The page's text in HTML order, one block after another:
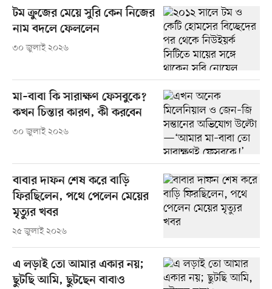
টম ক্রুজের মেয়ে সুরি কেন নিজের
নাম বদলে ফেললেন
৩০ জুলাই ২০২৬
মা–বাবা কি সারাক্ষণ ফেসবুকে?
কখন চিন্তার কারণ, কী করবেন
৩০ জুলাই ২০২৬
বাবার দাফন শেষ করে বাড়ি
ফিরছিলেন, পথে পেলেন মেয়ের
মৃত্যুর খবর
২৫ জুলাই ২০২৬
এ লড়াই তো আমার একার নয়;
ছুটছি আমি, ছুটছেন বাবাও